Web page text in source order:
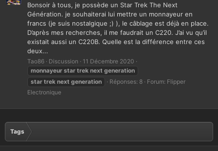
Bonsoir à tous, je possède un Star Trek The Next
Génération. je souhaiterai lui mettre un monnayeur en
francs (je suis nostalgique ;) ), le câblage est déjà en place.
D’après mes recherches, il me faudrait un C220. J’ai vu qu’il
existait aussi un C220B. Quelle est la différence entre ces
deux...
Tao86 Discussion
11 Décembre 2020
monnayeur star trek next generation
star trek next generation Réponses: 8 Forum: Flipper
Electronique
Tags